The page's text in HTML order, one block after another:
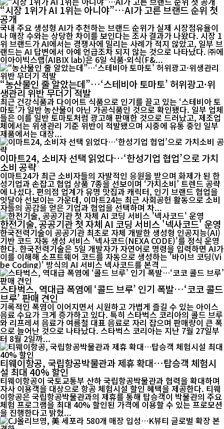
“시장 1위가 AI 1위는 아니야”…AI가 고른 브랜드 순위 첫
공개
국내 주요 생성형 AI가 추천하는 브랜드 순위가 실제 시장점유율이
나 매장 수와는 상당한 차이를 보인다는 조사 결과가 나왔다. 시장 1
위 브랜드가 AI에서는 경쟁사에 밀리는 사례가 적지 않았고, 일부 브
랜드는 AI 답변에서 아예 언급조차 되지 않는 것으로 나타났다. ㈜에
이아이빅스랩(AIBIX lab)은 6일 식품·외식(F&...
“농산물인 줄 알았는데”…‘스테비아 토마토’ 허위광고·위
생관리 위반 무더기 적발
최근 건강식품과 다이어트 식품으로 인기를 끌고 있는 ‘스테비아 토
마토’가 일반 농산물이 아닌 가공식품인 것으로 확인됐다. 일부 업체
들은 이를 일반 토마토처럼 광고해 판매한 것으로 드러났고, 제조업
체에서는 위생관리 기준 위반이 적발됐으며 시중에 유통 중인 일부
제품에서는 대장...
이마트24, 소비자 선택 읽었다…‘한성기업 협업’으로 가치
소비 공략
이마트24가 최근 소비자들의 자발적인 응원을 받으며 화제가 된 한
성기업과 손잡고 협업 상품 7종을 선보이며 ‘가치소비’ 트렌드 공략
에 나섰다. 편의점 업계가 유명 맛집과 캐릭터, 인기 브랜드 협업을
잇달아 선보이는 가운데, 이마트24는 최근 사회공헌 활동으로 소비
자들의 공감을 얻은 기업과 협업을 선택하며 차...
한전기술, 공공기관 첫 자체 AI 코딩 서비스 '넥사코드' 운영
한국전력기술이 공공기관 최초로 자체 개발한 생성형 인공지능(AI)
기반 코드 자동 생성 서비스 '넥사코드(NEXA CODE)'를 정식 운영
한다. 한국전력기술은 5일 개발자가 자연어로 명령을 입력하면 AI가
이를 이해해 소프트웨어 코드를 자동으로 생성하는 '바이브 코딩(Vi
be Coding)' 방식의 AI 서비스 넥사코드를 본격 ...
스타벅스, 역대급 폭염에 ‘콜드 브루’ 인기 폭발…‘코코 콜드
브루’ 판매 견인
기록적인 폭염이 이어지면서 시원하고 가볍게 즐길 수 있는 아이스
음료 수요가 크게 증가하고 있다. 특히 스타벅스 코리아의 콜드 브루
와 리프레셔 음료가 여름철 대표 음료로 자리 잡으며 판매량이 큰 폭
으로 늘어난 것으로 나타났다. 스타벅스 코리아는 지난 7월 27일부
터 8월 2일까...
티웨이항공, 국립항공박물관과 제휴 확대…탑승객 체험시
설 최대 40% 할인
티웨이항공이 국토교통부 산하 국립항공박물관과 협력을 확대하며
자사 이용객을 대상으로 항공 체험시설 할인 혜택을 제공한다. 티웨
이항공은 국립항공박물관과의 제휴를 통해 탑승객이 박물관의 주요
체험 프로그램을 최대 40% 할인된 가격에 이용할 수 있는 프로모션
을 진행한다고 밝혔...